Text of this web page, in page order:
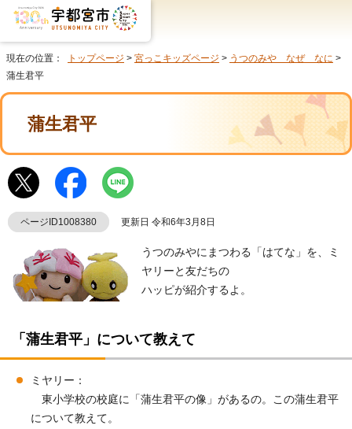
現在の位置： トップページ > 宮っこキッズページ > うつのみや なぜ なに >
蒲生君平
蒲生君平
ページID1008380 更新日 令和6年3月8日
うつのみやにまつわる「はてな」を、ミ
ヤリーと友だちの
ハッピが紹介するよ。
「蒲生君平」について教えて
ミヤリー：
東小学校の校庭に「蒲生君平の像」があるの。この蒲生君平
について教えて。